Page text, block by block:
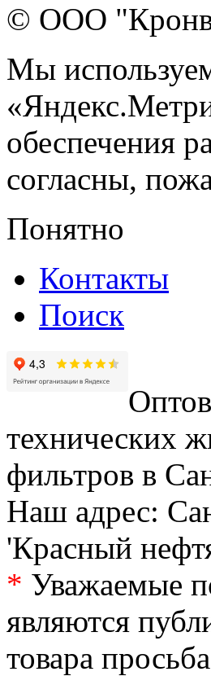
© ООО
Мы
обеспечения
согласны,
Понятно
Контакты
Поиск
технических
фильтров в
Наш адрес:
'Красный
* Уважаемые
являются
товара